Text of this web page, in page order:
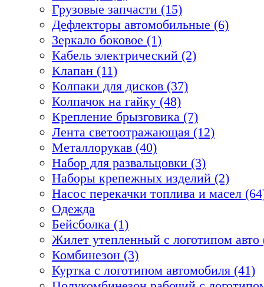
Грузовые запчасти (15)
Дефлекторы автомобильные (6)
Зеркало боковое (1)
Кабель электрический (2)
Клапан (11)
Колпаки для дисков (37)
Колпачок на гайку (48)
Крепление брызговика (7)
Лента светоотражающая (12)
Металлорукав (40)
Набор для развальцовки (3)
Наборы крепежных изделий (2)
Насос перекачки топлива и масел
Одежда
Бейсболка (1)
Жилет утепленный с логотипом авто
Комбинезон (3)
Куртка с логотипом автомобиля (41)